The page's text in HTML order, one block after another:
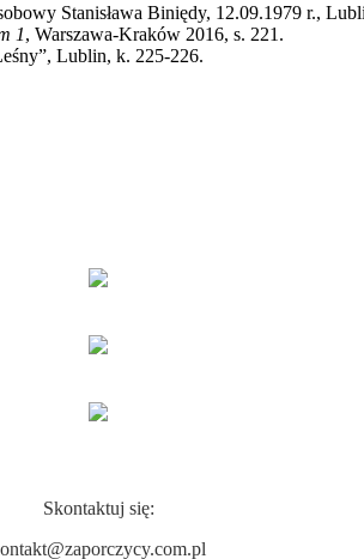
Stanisława Biniędy, 12.09.1979 r.,
1, Warszawa-Kraków 2016, s. 221.
Lublin, k. 225-226.
Skontaktuj się: